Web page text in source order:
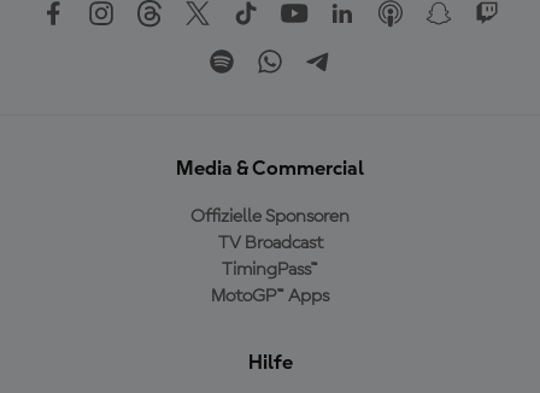
Media & Commercial
Offizielle Sponsoren
TV Broadcast
TimingPass™
MotoGP™ Apps
Hilfe